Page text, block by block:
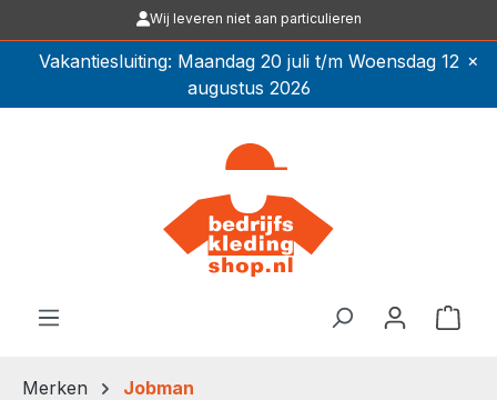
Ga naar de hoofdinhoudWij leveren niet aan particulieren
Vakantiesluiting: Maandag 20 juli t/m Woensdag 12
augustus 2026
×
Merken Jobman